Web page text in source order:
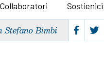
Collaboratori Sostienici
Bimbi